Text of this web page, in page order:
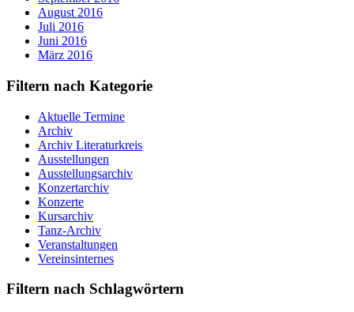
August 2016
Juli 2016
Juni 2016
März 2016
Filtern nach Kategorie
Aktuelle Termine
Archiv
Archiv Literaturkreis
Ausstellungen
Ausstellungsarchiv
Konzertarchiv
Konzerte
Kursarchiv
Tanz-Archiv
Veranstaltungen
Vereinsinternes
Filtern nach Schlagwörtern